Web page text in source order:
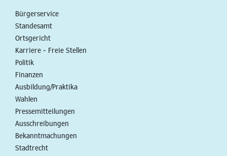
Bürgerservice
Standesamt
Ortsgericht
Karriere - Freie Stellen
Politik
Finanzen
Ausbildung/Praktika
Wahlen
Pressemitteilungen
Ausschreibungen
Bekanntmachungen
Stadtrecht